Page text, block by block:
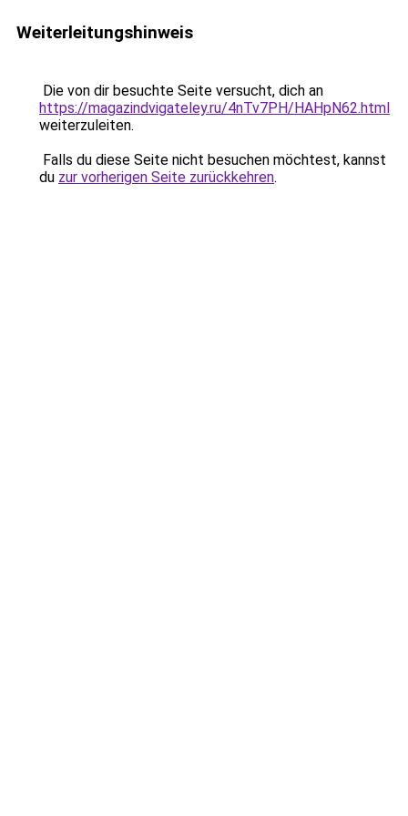
Weiterleitungshinweis
Die von dir besuchte Seite versucht, dich an
https://magazindvigateley.ru/4nTv7PH/HAHpN62.html
weiterzuleiten.
Falls du diese Seite nicht besuchen möchtest, kannst
du zur vorherigen Seite zurückkehren.